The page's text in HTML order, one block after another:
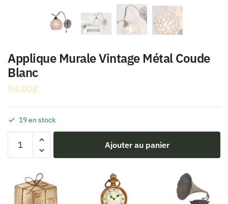
Applique Murale Vintage Métal Coude
Blanc
94.00€
19 en stock
Vintage
Métal
Ajouter au panier